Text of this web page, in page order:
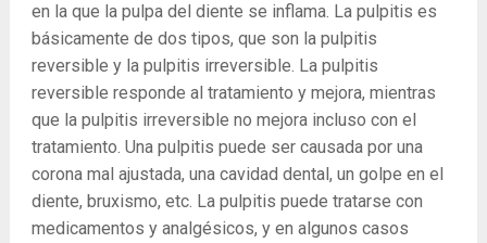
en la que la pulpa del diente se inflama. La pulpitis es
básicamente de dos tipos, que son la pulpitis
reversible y la pulpitis irreversible. La pulpitis
reversible responde al tratamiento y mejora, mientras
que la pulpitis irreversible no mejora incluso con el
tratamiento. Una pulpitis puede ser causada por una
corona mal ajustada, una cavidad dental, un golpe en el
diente, bruxismo, etc. La pulpitis puede tratarse con
medicamentos y analgésicos, y en algunos casos